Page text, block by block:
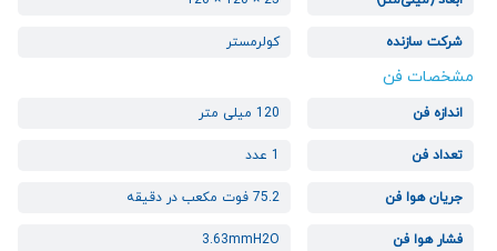
شرکت سازنده کولرمستر
مشخصات فن
اندازه فن 120 میلی متر
تعداد فن 1 عدد
جریان هوا فن 75.2 فوت مکعب در دقیقه
فشار هوا فن 3.63mmH2O